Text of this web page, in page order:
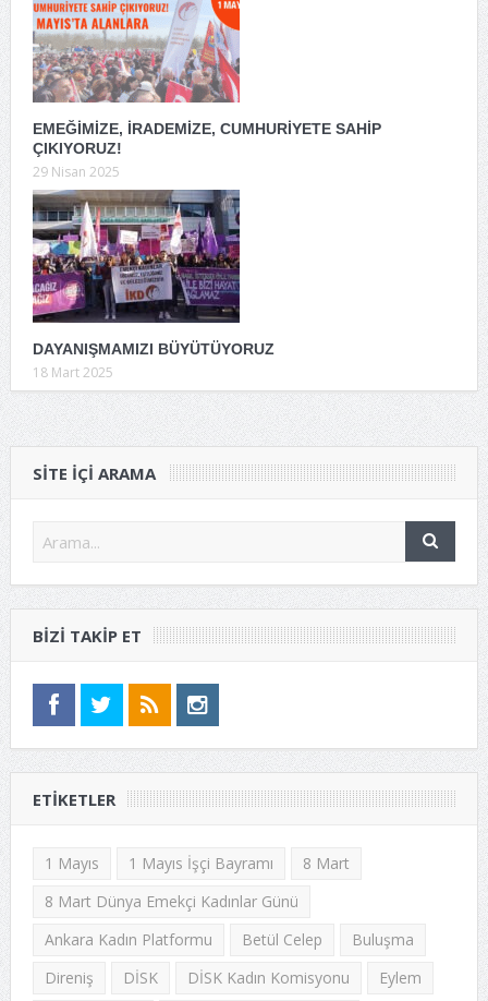
EMEĞİMİZE, İRADEMİZE, CUMHURİYETE SAHİP
ÇIKIYORUZ!
29 Nisan 2025
DAYANIŞMAMIZI BÜYÜTÜYORUZ
18 Mart 2025
SITE IÇI ARAMA
BIZI TAKIP ET
ETIKETLER
1 Mayıs 1 Mayıs İşçi Bayramı
8 Mart
8 Mart Dünya Emekçi Kadınlar Günü
Ankara Kadın Platformu
Betül Celep
Buluşma
Direniş
DİSK DİSK Kadın Komisyonu
Eylem